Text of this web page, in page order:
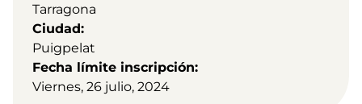
Tarragona
Ciudad
Puigpelat
Fecha límite inscripción
Viernes, 26 julio, 2024